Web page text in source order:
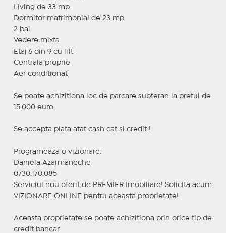
Living de 33 mp
Dormitor matrimonial de 23 mp
2 bai
Vedere mixta
Etaj 6 din 9 cu lift
Centrala proprie
Aer conditionat
Se poate achizitiona loc de parcare subteran la pretul de
15.000 euro.
Se accepta plata atat cash cat si credit !
Programeaza o vizionare:
Daniela Azarmaneche
0730.170.085
Serviciul nou oferit de PREMIER Imobiliare! Solicita acum
VIZIONARE ONLINE pentru aceasta proprietate!
Aceasta proprietate se poate achizitiona prin orice tip de
credit bancar.